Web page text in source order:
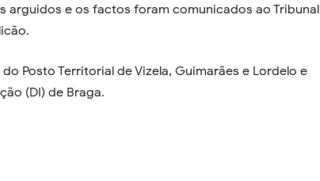
e os factos foram comunicados ao Tribunal
Posto Territorial de Vizela, Guimarães e Lordelo e
(DI) de Braga.